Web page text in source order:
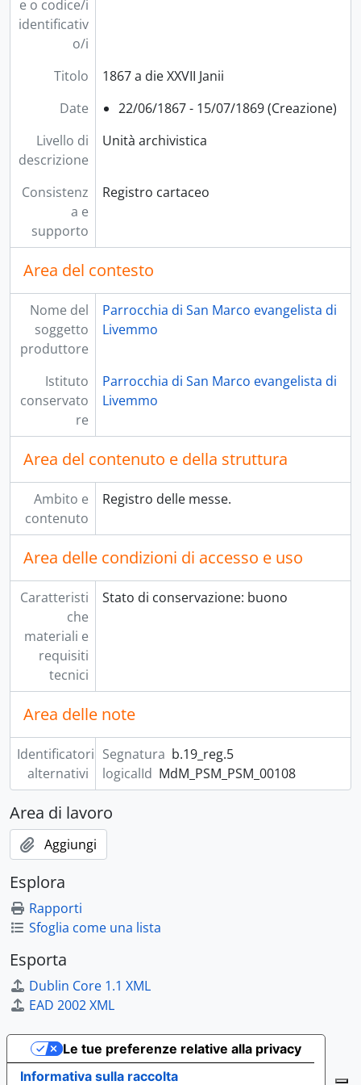
[Serie] REL - Reliquie
[Serie] OFF - Offerte
[Serie] CAR - Carteggio
[Sezione] PEP - Personale della parrocchia
[Sezione] MIS - Miscellanea
[Fondo] FAB - Fabbriceria
[Fondo] PEG - Pergamenaceo
[Fondo] AGG - Aggregati
e o codice/i
identificativ
o/i
Titolo
1867 a die XXVII Janii
Date
22/06/1867 - 15/07/1869 (Creazione)
Livello di
descrizione
Unità archivistica
Consistenz
a e
supporto
Registro cartaceo
Area del contesto
Nome del
soggetto
produttore
Parrocchia di San Marco evangelista di
Livemmo
Istituto
conservato
re
Parrocchia di San Marco evangelista di
Livemmo
Area del contenuto e della struttura
Ambito e
contenuto
Registro delle messe.
Area delle condizioni di accesso e uso
Caratteristi
che
materiali e
requisiti
tecnici
Stato di conservazione: buono
Area delle note
Identificatori
alternativi
Segnatura b.19_reg.5
logicalId MdM_PSM_PSM_00108
Area di lavoro
Aggiungi
Esplora
Rapporti
Sfoglia come una lista
Esporta
Dublin Core 1.1 XML
EAD 2002 XML
Informativa sulla raccolta
Le tue preferenze relative alla privacy